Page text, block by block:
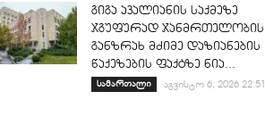
გიგა ავალიანის საქმეზე
ჯგუფურად ჯანმრთელობის
განზრახ მძიმე დაზიანების
წაქეზების ფაქტზე ნია...
სამართალი აგვისტო 6, 2026 22:51